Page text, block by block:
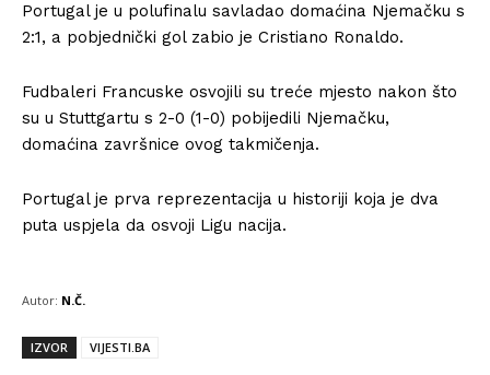
Portugal je u polufinalu savladao domaćina Njemačku s
2:1, a pobjednički gol zabio je Cristiano Ronaldo.
Fudbaleri Francuske osvojili su treće mjesto nakon što
su u Stuttgartu s 2-0 (1-0) pobijedili Njemačku,
domaćina završnice ovog takmičenja.
Portugal je prva reprezentacija u historiji koja je dva
puta uspjela da osvoji Ligu nacija.
Autor: N.Č.
IZVOR VIJESTI.BA